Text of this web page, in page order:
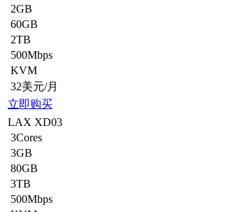
2GB
60GB
2TB
500Mbps
KVM
32美元/月
立即购买
LAX XD03
3Cores
3GB
80GB
3TB
500Mbps